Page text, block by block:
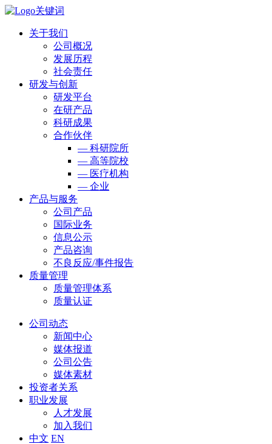
关于我们
公司概况
发展历程
社会责任
研发与创新
研发平台
在研产品
科研成果
合作伙伴
— 科研院所
— 高等院校
— 医疗机构
— 企业
产品与服务
公司产品
国际业务
信息公示
产品咨询
不良反应/事件报告
质量管理
质量管理体系
质量认证
公司动态
新闻中心
媒体报道
公司公告
媒体素材
投资者关系
职业发展
人才发展
加入我们
中文 EN